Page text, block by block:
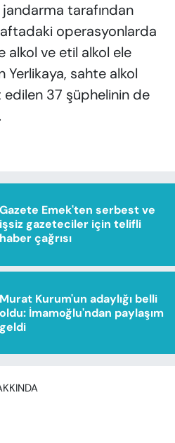
tarafından
operasyonlarda
ve etil alkol ele
sahte alkol
edilen 37 şüphelinin de
Gazete Emek'ten serbest ve
işsiz gazeteciler için telifli
haber çağrısı
Murat Kurum'un adaylığı belli
oldu: İmamoğlu'ndan paylaşım
geldi